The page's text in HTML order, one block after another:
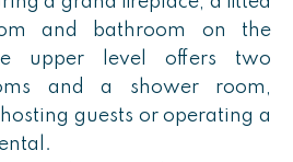
and bathroom on the
upper level offers two
and a shower room,
guests or operating a